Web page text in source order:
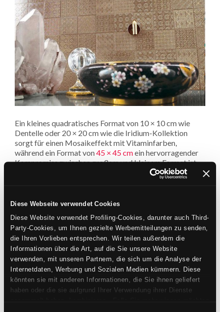
Diese Webseite verwendet Cookies
Diese Website verwendet Profiling-Cookies, darunter auch Third-
Party-Cookies, um Ihnen gezielte Werbemitteilungen zu senden,
die Ihren Vorlieben entsprechen. Wir teilen außerdem die
Informationen über die Art, auf die Sie unsere Website
verwenden, mit unseren Partnern, die sich um die Analyse der
Internetdaten, Werbung und Sozialen Medien kümmern. Diese
könnten sie mit anderen Informationen, die Sie ihnen geliefert
haben oder die sie aufgrund Ihrer Verwendung ihrer Dienste
Ein kleines quadratisches Format von 10 × 10 cm wie
Dentelle oder 20 × 20 cm wie die Iridium-Kollektion
sorgt für einen Mosaikeffekt mit Vitaminfarben,
während ein Format von45 × 45 cmein hervorragender
Kompromiss zwischen großem und kleinem Format ist
und sich an die Räume von aller Größen anpasst. Wieder